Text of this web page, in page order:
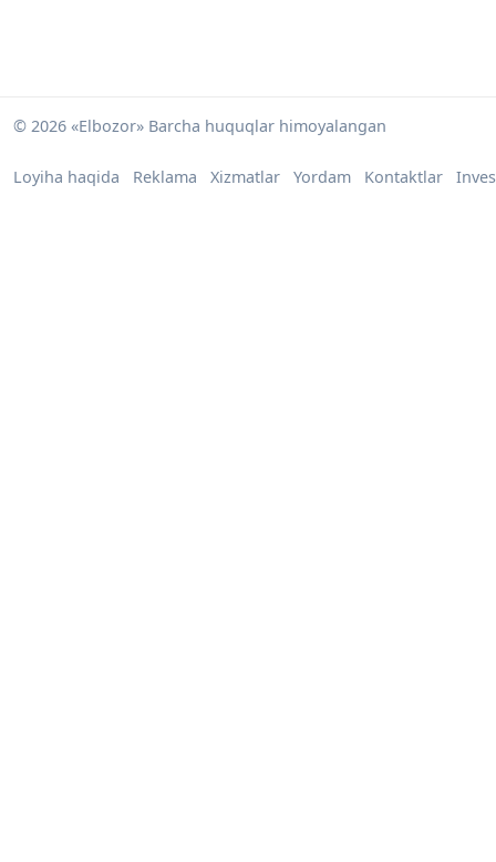
© 2026 «Elbozor» Barcha huquqlar himoyalangan
Loyiha haqida Reklama Xizmatlar Yordam Kontaktlar